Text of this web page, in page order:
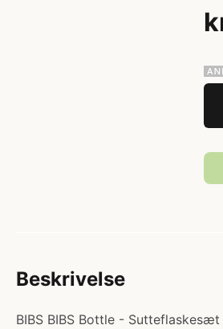
Beskrivelse
BIBS BIBS Bottle -